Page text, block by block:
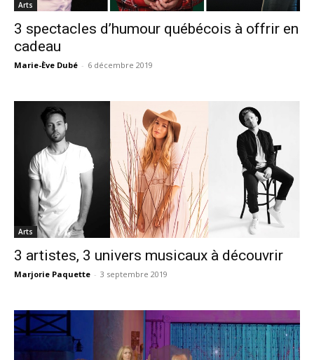
Arts
3 spectacles d’humour québécois à offrir en
cadeau
Marie-Ève Dubé - 6 décembre 2019
Arts
3 artistes, 3 univers musicaux à découvrir
Marjorie Paquette - 3 septembre 2019